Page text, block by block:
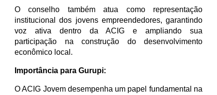
O conselho também atua como representação
institucional dos jovens empreendedores, garantindo
voz ativa dentro da ACIG e ampliando sua
participação na construção do desenvolvimento
econômico local.
Importância para Gurupi:
O ACIG Jovem desempenha um papel fundamental na